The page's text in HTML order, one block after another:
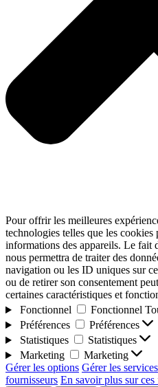
Pour offrir les meilleures
technologies telles que les
informations des appareils. Le fait
nous permettra de traiter des
navigation ou les ID uniques sur
ou de retirer son consentement
certaines caractéristiques et
Fonctionnel
Fonctionnel
Préférences
Préférences
Statistiques
Statistiques
Marketing
Marketing
Gérer les options Gérer les services
fournisseurs En savoir plus sur ces